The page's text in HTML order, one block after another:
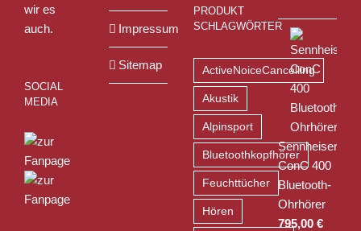
wir es
auch.
SOCIAL
MEDIA
Impressum
Sitemap
PRODUKT
SCHLAGWÖRTER
ActiveNoiceCancelling
Akustik
Alpinsport
Bluetoothkopfhörer
Feuchttücher
Hören
Sennheiser
ConC 400
Bluetooth-
Ohrhörer
795,00 €